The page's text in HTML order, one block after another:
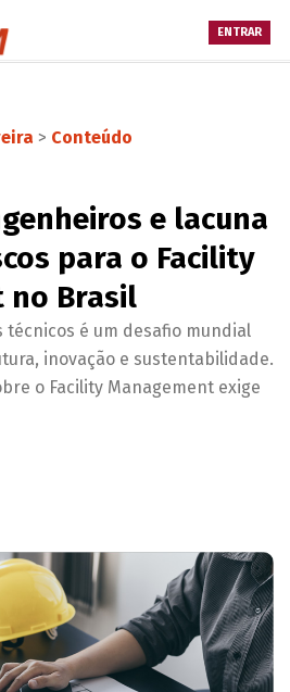
ENTRAR
> Conteúdo
e lacuna
para o Facility
no Brasil
é um desafio mundial
inovação e sustentabilidade.
o Facility Management exige